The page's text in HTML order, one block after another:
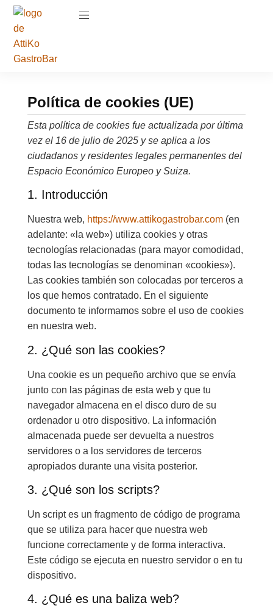
Política de cookies (UE)
Esta política de cookies fue actualizada por última
vez el 16 de julio de 2025 y se aplica a los
ciudadanos y residentes legales permanentes del
Espacio Económico Europeo y Suiza.
1. Introducción
Nuestra web, https://www.attikogastrobar.com(en
adelante: «la web») utiliza cookies y otras
tecnologías relacionadas (para mayor comodidad,
todas las tecnologías se denominan «cookies»).
Las cookies también son colocadas por terceros a
los que hemos contratado. En el siguiente
documento te informamos sobre el uso de cookies
en nuestra web.
2. ¿Qué son las cookies?
Una cookie es un pequeño archivo que se envía
junto con las páginas de esta web y que tu
navegador almacena en el disco duro de su
ordenador u otro dispositivo. La información
almacenada puede ser devuelta a nuestros
servidores o a los servidores de terceros
apropiados durante una visita posterior.
3. ¿Qué son los scripts?
Un script es un fragmento de código de programa
que se utiliza para hacer que nuestra web
funcione correctamente y de forma interactiva.
Este código se ejecuta en nuestro servidor o en tu
dispositivo.
4. ¿Qué es una baliza web?